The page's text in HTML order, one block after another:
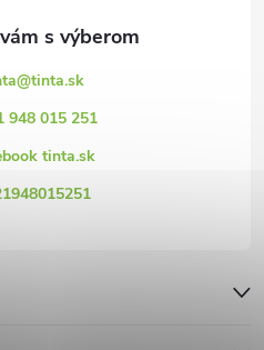
@tinta.sk
948 015 251
tinta.sk